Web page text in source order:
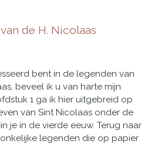
de H. Nicolaas
bent in de legenden van
beveel ik u van harte mijn
1 ga ik hier uitgebreid op
van Sint Nicolaas onder de
je in de vierde eeuw. Terug naar
legenden die op papier